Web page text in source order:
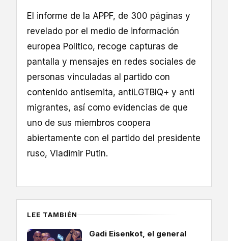
El informe de la APPF, de 300 páginas y
revelado por el medio de información
europea Politico, recoge capturas de
pantalla y mensajes en redes sociales de
personas vinculadas al partido con
contenido antisemita, antiLGTBIQ+ y anti
migrantes, así como evidencias de que
uno de sus miembros coopera
abiertamente con el partido del presidente
ruso, Vladimir Putin.
LEE TAMBIÉN
Gadi Eisenkot, el general